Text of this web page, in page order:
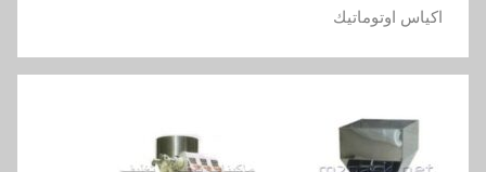
اكياس اوتوماتيك